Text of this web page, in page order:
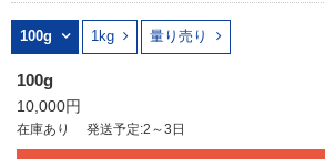
100g 1kg 量り売り
100g
10,000円
在庫あり 発送予定:2～3日